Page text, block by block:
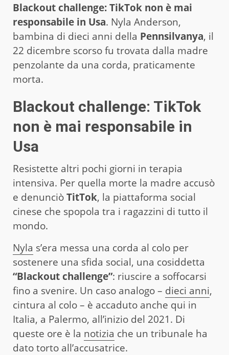
Blackout challenge: TikTok non è mai
responsabile in Usa. Nyla Anderson,
bambina di dieci anni della Pennsilvanya, il
22 dicembre scorso fu trovata dalla madre
penzolante da una corda, praticamente
morta.
Blackout challenge: TikTok
non è mai responsabile in
Usa
Resistette altri pochi giorni in terapia
intensiva. Per quella morte la madre accusò
e denunciòTitTok, la piattaforma social
cinese che spopola tra i ragazzini di tutto il
mondo.
Nyla s’era messa una corda al colo per
sostenere una sfida social, una cosiddetta
“Blackout challenge”: riuscire a soffocarsi
fino a svenire. Un caso analogo – dieci anni,
cintura al colo – è accaduto anche qui in
Italia, a Palermo, all’inizio del 2021. Di
queste ore è la notizia che un tribunale ha
dato torto all’accusatrice.